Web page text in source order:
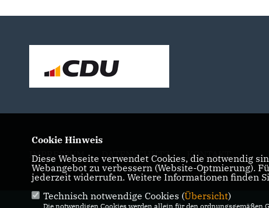
IMPRESSUM DATENSCHUTZ KONTAKT
Cookie Hinweis
Diese Webseite verwendet Cookies, die notwendig
Webangebot zu verbessern (Website-Optmierung).
jederzeit widerrufen. Weitere Informationen finden
Technisch notwendige Cookies (Übersicht)
Die notwendigen Cookies werden allein für den ordnungsgemäßen